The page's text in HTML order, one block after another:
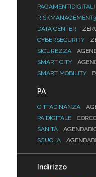
PAGAMENTIDIGITALI
DATA CENTER
CYBERSECURITY
SICUREZZA
SMART CITY
SMART MOBILITY
PA
CITTADINANZA
PA DIGITALE
SANITÀ
SCUOLA
Indirizzo